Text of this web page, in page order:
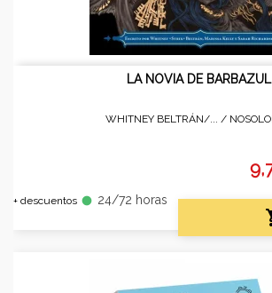
LA NOVIA DE BARBAZUL
WHITNEY BELTRÁN/... /
+ descuentos fiber_manual_record 24/72 horas